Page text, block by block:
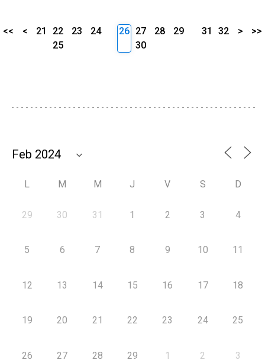
<< < 21 22 23
24
25
26 27 28
29
30
31 32 > >>
L M M J V S D
29 30 31 1 2 3 4
5 6 7 8 9 10 11
12 13 14 15 16 17 18
19 20 21 22 23 24 25
26 27 28 29 1 2 3